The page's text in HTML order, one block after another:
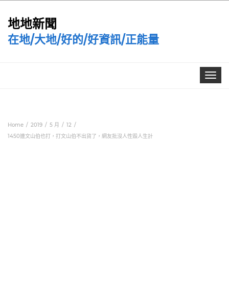
地地新聞
在地/大地/好的/好資訊/正能量
Toggle
Home 2019 5 月
12
1450連文山伯也打，打文山伯不出貨了，網友批沒人性毀人生計